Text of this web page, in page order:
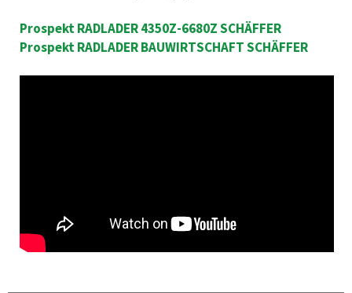
Prospekt RADLADER 4350Z-6680Z SCHÄFFER
Prospekt RADLADER BAUWIRTSCHAFT SCHÄFFER